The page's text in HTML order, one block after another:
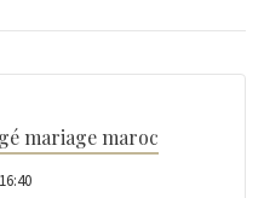
mariage maroc